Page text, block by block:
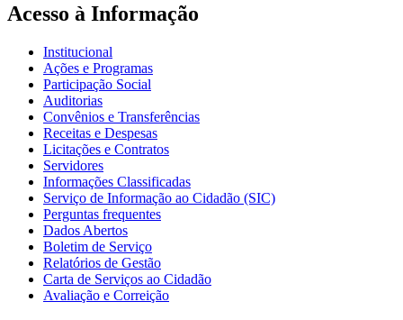
Acesso à Informação
Institucional
Ações e Programas
Participação Social
Auditorias
Convênios e Transferências
Receitas e Despesas
Licitações e Contratos
Servidores
Informações Classificadas
Serviço de Informação ao Cidadão (SIC)
Perguntas frequentes
Dados Abertos
Boletim de Serviço
Relatórios de Gestão
Carta de Serviços ao Cidadão
Avaliação e Correição